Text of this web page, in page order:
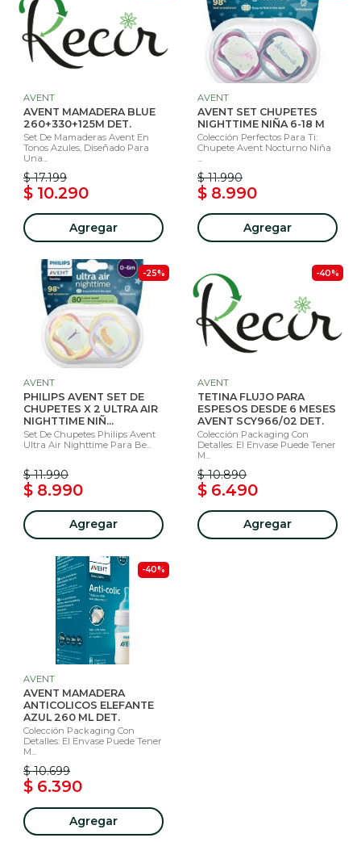
AVENT
AVENT MAMADERA BLUE
260+330+125M DET.
Set De Mamaderas Avent En
Tonos Azules, Diseñado Para
Una...
$ 17.199
$ 10.290
Agregar
AVENT
AVENT SET CHUPETES
NIGHTTIME NIÑA 6-18 M
Colección Perfectos Para Ti:
Chupete Avent Nocturno Niña
...
$ 11.990
$ 8.990
Agregar
-25%
AVENT
PHILIPS AVENT SET DE
CHUPETES X 2 ULTRA AIR
NIGHTTIME NIÑ...
Set De Chupetes Philips Avent
Ultra Air Nighttime Para Be...
$ 11.990
$ 8.990
Agregar
-40%
AVENT
TETINA FLUJO PARA
ESPESOS DESDE 6 MESES
AVENT SCY966/02 DET.
Colección Packaging Con
Detalles: El Envase Puede Tener
M...
$ 10.890
$ 6.490
Agregar
-40%
AVENT
AVENT MAMADERA
ANTICOLICOS ELEFANTE
AZUL 260 ML DET.
Colección Packaging Con
Detalles: El Envase Puede Tener
M...
$ 10.699
$ 6.390
Agregar